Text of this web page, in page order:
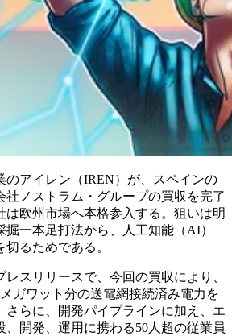
のアイレン（IREN）が、スペインの
社ノストラム・グループの買収を完了
は欧州市場へ本格参入する。狙いは明
一本足打法から、人工知能（AI）
るためである。
スリリースで、今回の買収により、
ガワット分の送電網接続済み電力を
さらに、開発パイプラインに加え、エ
、開発、運用に携わる50人超の従業員